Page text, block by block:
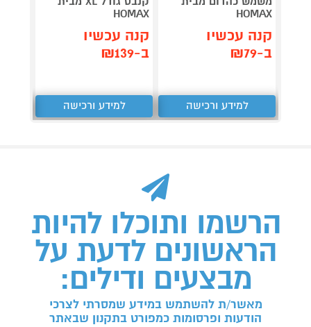
HOMAX
קנה עכשיו
ב-₪79
למידע ורכישה
HOMAX
קנה עכשיו
ב-₪139
למידע ורכישה
הרשמו ותוכלו להיות
הראשונים לדעת על
מבצעים ודילים:
מאשר/ת להשתמש במידע שמסרתי לצרכי
הודעות ופרסומות כמפורט בתקנון שבאתר